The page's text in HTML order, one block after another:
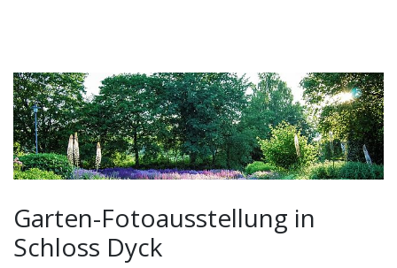
Garten-Fotoausstellung in
Schloss Dyck